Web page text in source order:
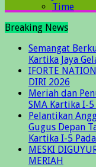
Time
Breaking News
Semangat
Kartika Jaya
IFORTE
DIRI 2026
Meriah dan
SMA Kartika I-5
Pelantikan
Gugus Depan
Kartika I-5
MESKI
MERIAH